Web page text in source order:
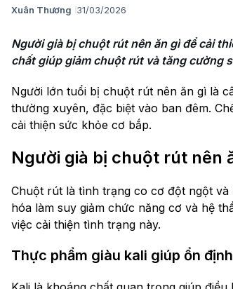
Xuân Thương 31/03/2026
Người già bị chuột rút nên ăn gì để cải
chất giúp giảm chuột rút và tăng cường
Người lớn tuổi bị chuột rút nên ăn gì là
thường xuyên, đặc biệt vào ban đêm.
cải thiện sức khỏe cơ bắp.
Người già bị chuột rút nên
Chuột rút là tình trạng co cơ đột ngột
hóa làm suy giảm chức năng cơ và hệ
việc cải thiện tình trạng này.
Thực phẩm giàu kali giúp ổn